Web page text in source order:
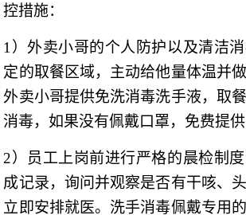
控措施：
1）外卖小哥的个人防护以及清洁
定的取餐区域，主动给他量体温并
外卖小哥提供免洗消毒洗手液，取
消毒，如果没有佩戴口罩，免费提供
2）员工上岗前进行严格的晨检制
成记录，询问并观察是否有干咳、
立即安排就医。洗手消毒佩戴专用